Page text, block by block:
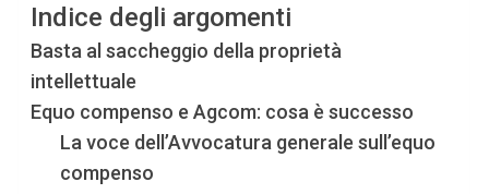
Indice degli argomenti
Basta al saccheggio della proprietà
intellettuale
Equo compenso e Agcom: cosa è successo
La voce dell’Avvocatura generale sull’equo
compenso